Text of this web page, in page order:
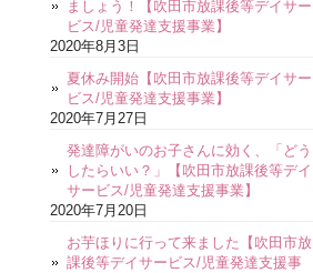
ましょう！【吹田市放課後等デイサー
ビス/児童発達支援事業】
2020年8月3日
夏休み開始【吹田市放課後等デイサー
ビス/児童発達支援事業】
2020年7月27日
発達障がいのお子さんに効く、「どう
したらいい？」【吹田市放課後等デイ
サービス/児童発達支援事業】
2020年7月20日
お芋ほりに行って来ました【吹田市放
課後等デイサービス/児童発達支援事